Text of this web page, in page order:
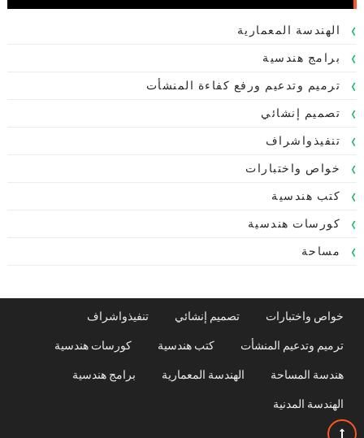
الهندسة المعمارية
برامج هندسية
ترميم وتدعيم ورفع كفاءة المنشأت
تصميم إنشائي
تنفيذواشراف
خواص واختبارات
كتب هندسية
كورسات هندسية
مساحة
خواص واختبارات تصميم إنشائي تنفيذواشراف
ترميم وتدعيم المنشأت كتب هندسية كورسات هندسية
هندسة المساحة الهندسة المعمارية برامج هندسية
الهندسة المدنية